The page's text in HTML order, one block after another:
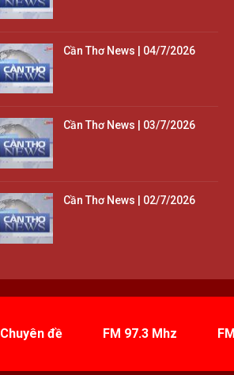
Cần Thơ News | 04/7/2026
Cần Thơ News | 03/7/2026
Cần Thơ News | 02/7/2026
Chuyên đề FM 97.3 Mhz